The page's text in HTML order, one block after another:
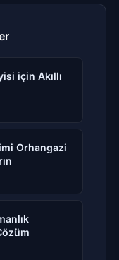
için Akıllı
Orhangazi